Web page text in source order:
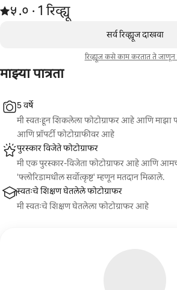
1 रिव्ह्यूमधून 5 पैकी ५.० स्टार रेटिंग आहे
५.०
,
· 1 रिव्ह्यू
सर्व रिव्ह्यूज दाखवा
रिव्ह्यूज कसे काम करतात ते जाणून
माझ्या पात्रता
5 वर्षे
मी स्वतःहून शिकलेला फोटोग्राफर आहे आणि माझा
आणि प्रॉपर्टी फोटोग्राफीवर आहे
पुरस्कार विजेते फोटोग्राफर
मी एक पुरस्कार-विजेता फोटोग्राफर आहे आणि
'फ्लोरिडामधील सर्वोत्कृष्ट' म्हणून मतदान मिळाले.
स्वतःचे शिक्षण घेतलेले फोटोग्राफर
मी स्वतःचे शिक्षण घेतलेला फोटोग्राफर आहे